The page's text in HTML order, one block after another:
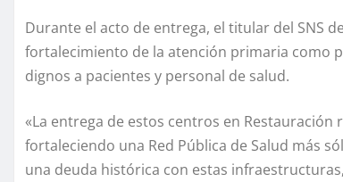
Durante el acto de entrega, el titular del SNS
fortalecimiento de la atención primaria como
dignos a pacientes y personal de salud.
«La entrega de estos centros en
fortaleciendo una Red Pública de Salud más
una deuda histórica con estas